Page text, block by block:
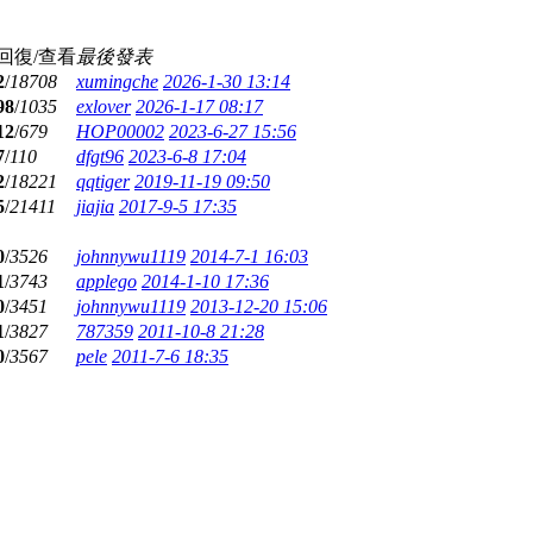
復/查看最後發表
/18708 xumingche 2026-1-30 13:14
/1035 exlover 2026-1-17 08:17
/679 HOP00002 2023-6-27 15:56
/110 dfgt96 2023-6-8 17:04
/18221 qqtiger 2019-11-19 09:50
/21411 jiajia 2017-9-5 17:35
/3526 johnnywu1119 2014-7-1 16:03
/3743 applego 2014-1-10 17:36
/3451 johnnywu1119 2013-12-20 15:06
/3827 787359 2011-10-8 21:28
/3567 pele 2011-7-6 18:35